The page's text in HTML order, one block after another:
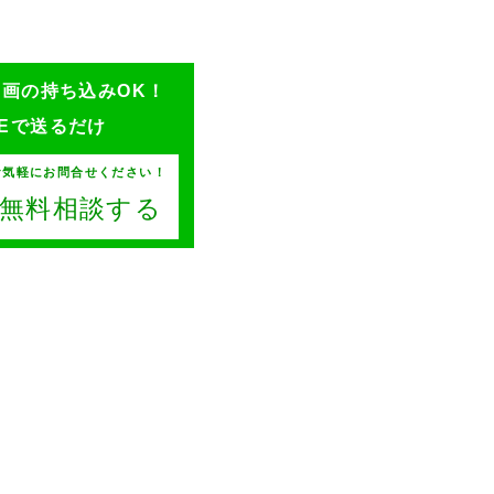
の持ち込みOK！
で送るだけ
軽にお問合せください！
料相談する